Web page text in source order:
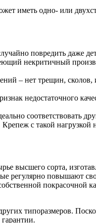
иметь одно- или
повредить даже
некритичный
– нет трещин,
недостаточного
соответствовать
с такой нагрузкой
высшего сорта,
регулярно повышают
покрасочной
типоразмеров.